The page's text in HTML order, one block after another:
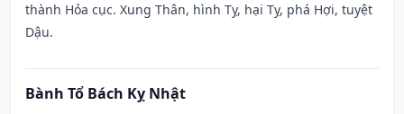
thành Hỏa cục. Xung Thân, hình Tỵ, hại Tỵ, phá Hợi, tuyệt
Dậu.
Bành Tổ Bách Kỵ Nhật